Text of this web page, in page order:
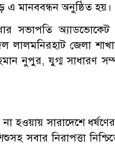
এ মানববন্ধন অনুষ্ঠিত হয়।
সভাপতি
লালমনিরহাট জেলা
নুপুর, যুগ্ম সাধারণ
হওয়ায় সারাদেশে
সবার নিরাপত্তা